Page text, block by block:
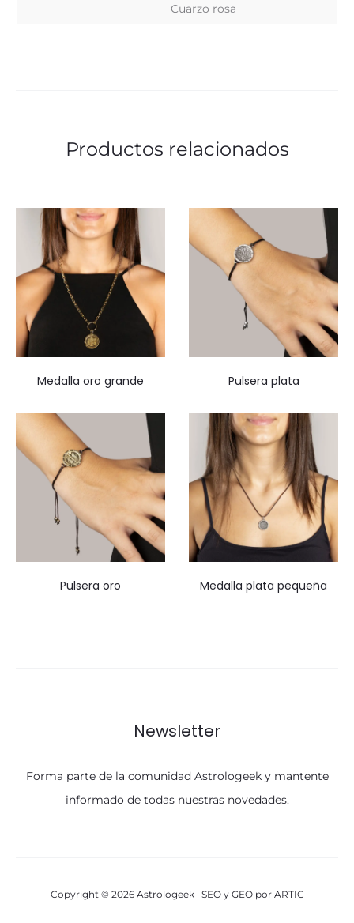
Cuarzo rosa
Productos relacionados
Medalla oro grande Pulsera plata
Pulsera oro Medalla plata pequeña
Newsletter
Forma parte de la comunidad Astrologeek y mantente
informado de todas nuestras novedades.
Copyright © 2026 Astrologeek · SEO y GEOpor ARTIC